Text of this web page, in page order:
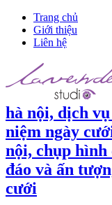
Trang chủ
Giới thiệu
Liên hệ
hà nội, dịch
niệm ngày
nội, chụp hình
đáo và ấn
cưới